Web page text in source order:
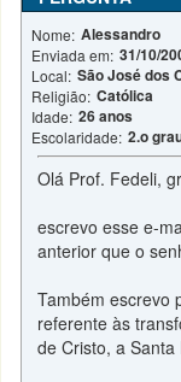
Nome: Alessandro
Enviada em: 31/10/
Local: São José dos
Religião: Católica
Idade: 26 anos
Escolaridade: 2.o
Olá Prof. Fedeli,
escrevo esse e-
anterior que o
Também escrevo
referente às
de Cristo, a Santa